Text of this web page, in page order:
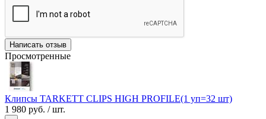
Написать отзыв
Просмотренные
Клипсы TARKETT CLIPS HIGH PROFILE(1 уп=32 шт)
1 980 руб. / шт.